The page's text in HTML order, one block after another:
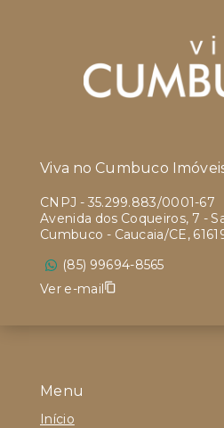
Menu
Início
Viva no Cumbuco
CNPJ - 35.299.883/0001-67
Avenida dos Coqueiros, 7 -
Cumbuco - Caucaia/CE,
(85) 99694-8565
Ver e-mail